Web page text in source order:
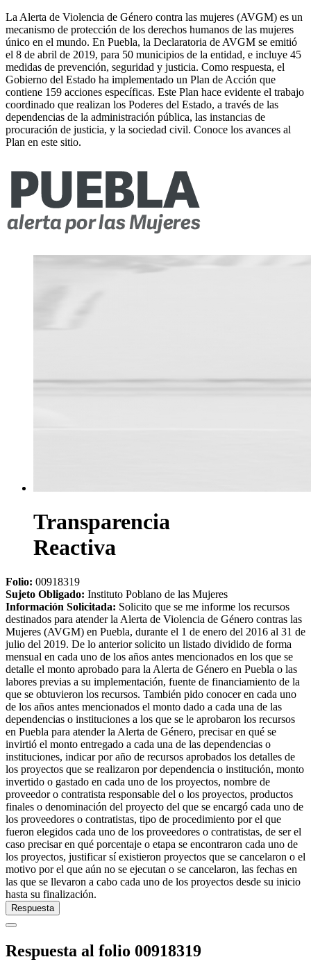
La Alerta de Violencia de Género contra las mujeres (AVGM) es un
mecanismo de protección de los derechos humanos de las mujeres
único en el mundo. En Puebla, la Declaratoria de AVGM se emitió
el 8 de abril de 2019, para 50 municipios de la entidad, e incluye 45
medidas de prevención, seguridad y justicia. Como respuesta, el
Gobierno del Estado ha implementado un Plan de Acción que
contiene 159 acciones específicas. Este Plan hace evidente el trabajo
coordinado que realizan los Poderes del Estado, a través de las
dependencias de la administración pública, las instancias de
procuración de justicia, y la sociedad civil. Conoce los avances al
Plan en este sitio.
Transparencia
Reactiva
Folio: 00918319
Sujeto Obligado: Instituto Poblano de las Mujeres
Información Solicitada: Solicito que se me informe los recursos
destinados para atender la Alerta de Violencia de Género contras las
Mujeres (AVGM) en Puebla, durante el 1 de enero del 2016 al 31 de
julio del 2019. De lo anterior solicito un listado dividido de forma
mensual en cada uno de los años antes mencionados en los que se
detalle el monto aprobado para la Alerta de Género en Puebla o las
labores previas a su implementación, fuente de financiamiento de la
que se obtuvieron los recursos. También pido conocer en cada uno
de los años antes mencionados el monto dado a cada una de las
dependencias o instituciones a los que se le aprobaron los recursos
en Puebla para atender la Alerta de Género, precisar en qué se
invirtió el monto entregado a cada una de las dependencias o
instituciones, indicar por año de recursos aprobados los detalles de
los proyectos que se realizaron por dependencia o institución, monto
invertido o gastado en cada uno de los proyectos, nombre de
proveedor o contratista responsable del o los proyectos, productos
finales o denominación del proyecto del que se encargó cada uno de
los proveedores o contratistas, tipo de procedimiento por el que
fueron elegidos cada uno de los proveedores o contratistas, de ser el
caso precisar en qué porcentaje o etapa se encontraron cada uno de
los proyectos, justificar sí existieron proyectos que se cancelaron o el
motivo por el que aún no se ejecutan o se cancelaron, las fechas en
las que se llevaron a cabo cada uno de los proyectos desde su inicio
hasta su finalización.
Respuesta
Respuesta al folio 00918319